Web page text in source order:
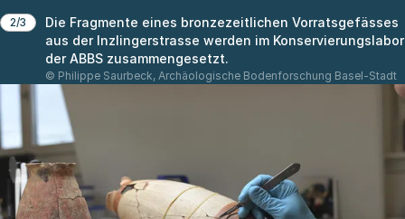
2/3
Die Fragmente eines bronzezeitlichen Vorratsgefässes
aus der Inzlingerstrasse werden im Konservierungslabor
der ABBS zusammengesetzt.
© Philippe Saurbeck, Archäologische Bodenforschung Basel-Stadt